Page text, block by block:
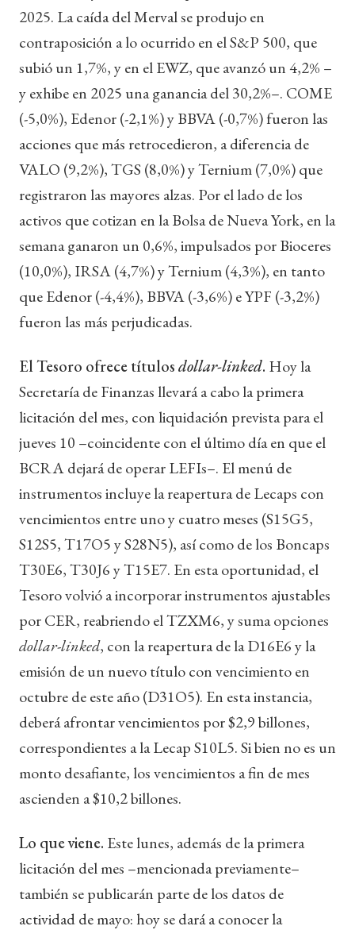
2025. La caída del Merval se produjo en
contraposición a lo ocurrido en el S&P 500, que
subió un 1,7%, y en el EWZ, que avanzó un 4,2% –
y exhibe en 2025 una ganancia del 30,2%–. COME
(-5,0%), Edenor (-2,1%) y BBVA (-0,7%) fueron las
acciones que más retrocedieron, a diferencia de
VALO (9,2%), TGS (8,0%) y Ternium (7,0%) que
registraron las mayores alzas. Por el lado de los
activos que cotizan en la Bolsa de Nueva York, en la
semana ganaron un 0,6%, impulsados por Bioceres
(10,0%), IRSA (4,7%) y Ternium (4,3%), en tanto
que Edenor (-4,4%), BBVA (-3,6%) e YPF (-3,2%)
fueron las más perjudicadas.
El Tesoro ofrece títulosdollar-linked. Hoy la
Secretaría de Finanzas llevará a cabo la primera
licitación del mes, con liquidación prevista para el
jueves 10 –coincidente con el último día en que el
BCRA dejará de operar LEFIs–. El menú de
instrumentos incluye la reapertura de Lecaps con
vencimientos entre uno y cuatro meses (S15G5,
S12S5, T17O5 y S28N5), así como de los Boncaps
T30E6, T30J6 y T15E7. En esta oportunidad, el
Tesoro volvió a incorporar instrumentos ajustables
por CER, reabriendo el TZXM6, y suma opciones
dollar-linked, con la reapertura de la D16E6 y la
emisión de un nuevo título con vencimiento en
octubre de este año (D31O5). En esta instancia,
deberá afrontar vencimientos por $2,9 billones,
correspondientes a la Lecap S10L5. Si bien no es un
monto desafiante, los vencimientos a fin de mes
ascienden a $10,2 billones.
Lo que viene. Este lunes, además de la primera
licitación del mes –mencionada previamente–
también se publicarán parte de los datos de
actividad de mayo: hoy se dará a conocer la